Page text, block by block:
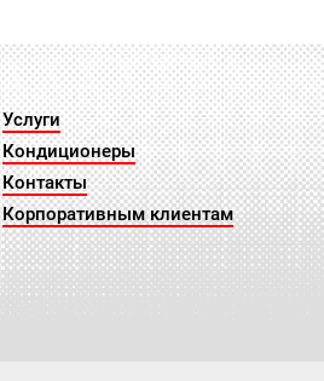
Услуги
Кондиционеры
Контакты
Корпоративным клиентам